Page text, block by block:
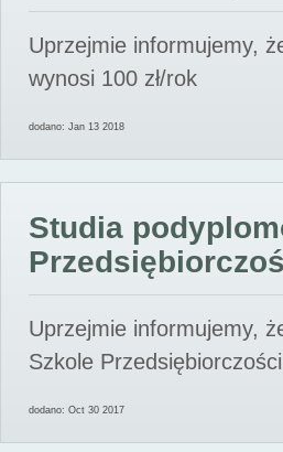
Uprzejmie informujemy,
wynosi 100 zł/rok
dodano: Jan 13 2018
Studia
Uprzejmie informujemy,
Szkole
dodano: Oct 30 2017